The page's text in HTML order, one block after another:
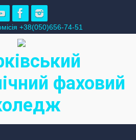
+38(050)656-74-51
фаховий